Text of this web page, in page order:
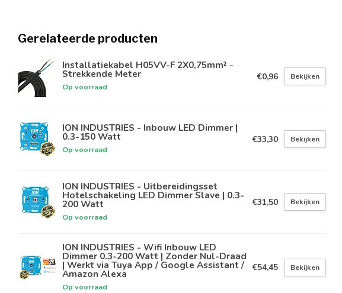
Gerelateerde producten
Installatiekabel H05VV-F 2X0,75mm² -
Strekkende Meter
Op voorraad
€0,96 Bekijken
ION INDUSTRIES - Inbouw LED Dimmer |
0.3-150 Watt
Op voorraad
€33,30 Bekijken
ION INDUSTRIES - Uitbereidingsset
Hotelschakeling LED Dimmer Slave | 0.3-
200 Watt
Op voorraad
€31,50 Bekijken
ION INDUSTRIES - Wifi Inbouw LED
Dimmer 0.3-200 Watt | Zonder Nul-Draad
| Werkt via Tuya App / Google Assistant /
Amazon Alexa
Op voorraad
€54,45 Bekijken